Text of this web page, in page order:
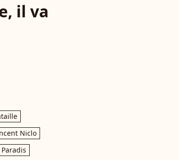
il va
Niclo